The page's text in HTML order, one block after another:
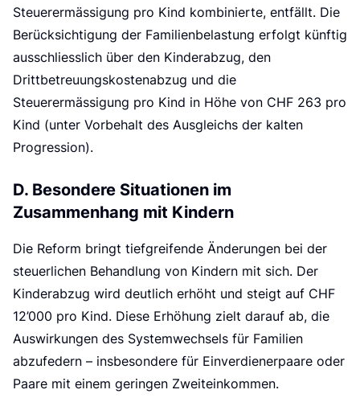
Steuerermässigung pro Kind kombinierte, entfällt. Die
Berücksichtigung der Familienbelastung erfolgt künftig
ausschliesslich über den Kinderabzug, den
Drittbetreuungskostenabzug und die
Steuerermässigung pro Kind in Höhe von CHF 263 pro
Kind (unter Vorbehalt des Ausgleichs der kalten
Progression).
D. Besondere Situationen im
Zusammenhang mit Kindern
Die Reform bringt tiefgreifende Änderungen bei der
steuerlichen Behandlung von Kindern mit sich. Der
Kinderabzug wird deutlich erhöht und steigt auf CHF
12’000 pro Kind. Diese Erhöhung zielt darauf ab, die
Auswirkungen des Systemwechsels für Familien
abzufedern – insbesondere für Einverdienerpaare oder
Paare mit einem geringen Zweiteinkommen.